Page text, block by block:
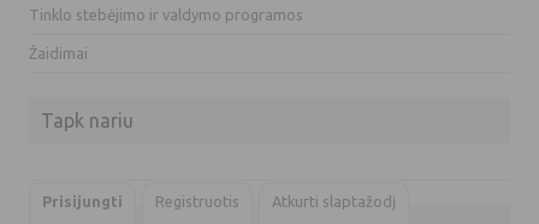
Tinklo stebėjimo ir valdymo programos
Žaidimai
Tapk nariu
Prisijungti Registruotis Atkurti slaptažodį